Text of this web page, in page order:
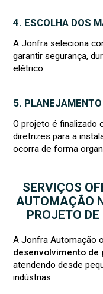
4. ESCOLHA DOS
A Jonfra seleciona
garantir segurança,
elétrico.
5.
O projeto é finalizado
diretrizes para a
ocorra de forma
SERVIÇOS
AUTOMAÇÃO
PROJETO
A Jonfra Automação
desenvolvimento
atendendo desde
indústrias.